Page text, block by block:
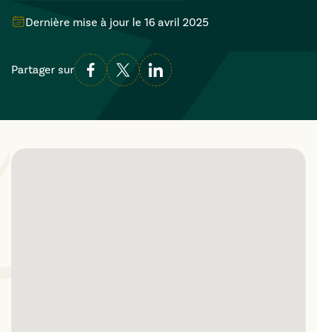
Dernière mise à jour le 16 avril 2025
Partager sur